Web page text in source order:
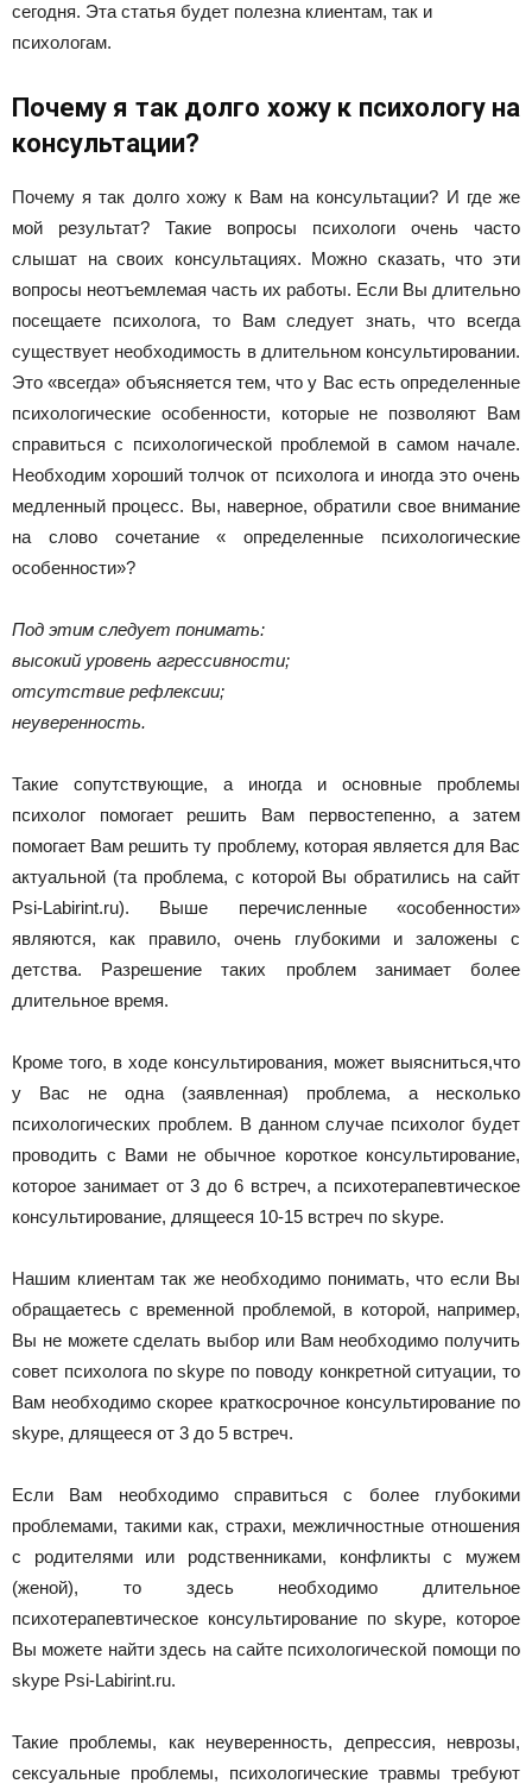
сегодня. Эта статья будет полезна клиентам, так и
психологам.
Почему я так долго хожу к психологу на
консультации?
Почему я так долго хожу к Вам на консультации? И где же
мой результат? Такие вопросы психологи очень часто
слышат на своих консультациях. Можно сказать, что эти
вопросы неотъемлемая часть их работы. Если Вы длительно
посещаете психолога, то Вам следует знать, что всегда
существует необходимость в длительном консультировании.
Это «всегда» объясняется тем, что у Вас есть определенные
психологические особенности, которые не позволяют Вам
справиться с психологической проблемой в самом начале.
Необходим хороший толчок от психолога и иногда это очень
медленный процесс. Вы, наверное, обратили свое внимание
на слово сочетание « определенные психологические
особенности»?
Под этим следует понимать:
высокий уровень агрессивности;
отсутствие рефлексии;
неуверенность.
Такие сопутствующие, а иногда и основные проблемы
психолог помогает решить Вам первостепенно, а затем
помогает Вам решить ту проблему, которая является для Вас
актуальной (та проблема, с которой Вы обратились на сайт
Psi-Labirint.ru). Выше перечисленные «особенности»
являются, как правило, очень глубокими и заложены с
детства. Разрешение таких проблем занимает более
длительное время.
Кроме того, в ходе консультирования, может выясниться,что
у Вас не одна (заявленная) проблема, а несколько
психологических проблем. В данном случае психолог будет
проводить с Вами не обычное короткое консультирование,
которое занимает от 3 до 6 встреч, а психотерапевтическое
консультирование, длящееся 10-15 встреч по skype.
Нашим клиентам так же необходимо понимать, что если Вы
обращаетесь с временной проблемой, в которой, например,
Вы не можете сделать выбор или Вам необходимо получить
совет психолога по skype по поводу конкретной ситуации, то
Вам необходимо скорее краткосрочное консультирование по
skype, длящееся от 3 до 5 встреч.
Если Вам необходимо справиться с более глубокими
проблемами, такими как, страхи, межличностные отношения
с родителями или родственниками, конфликты с мужем
(женой), то здесь необходимо длительное
психотерапевтическое консультирование по skype, которое
Вы можете найти здесь на сайте психологической помощи по
skype Psi-Labirint.ru.
Такие проблемы, как неуверенность, депрессия, неврозы,
сексуальные проблемы, психологические травмы требуют